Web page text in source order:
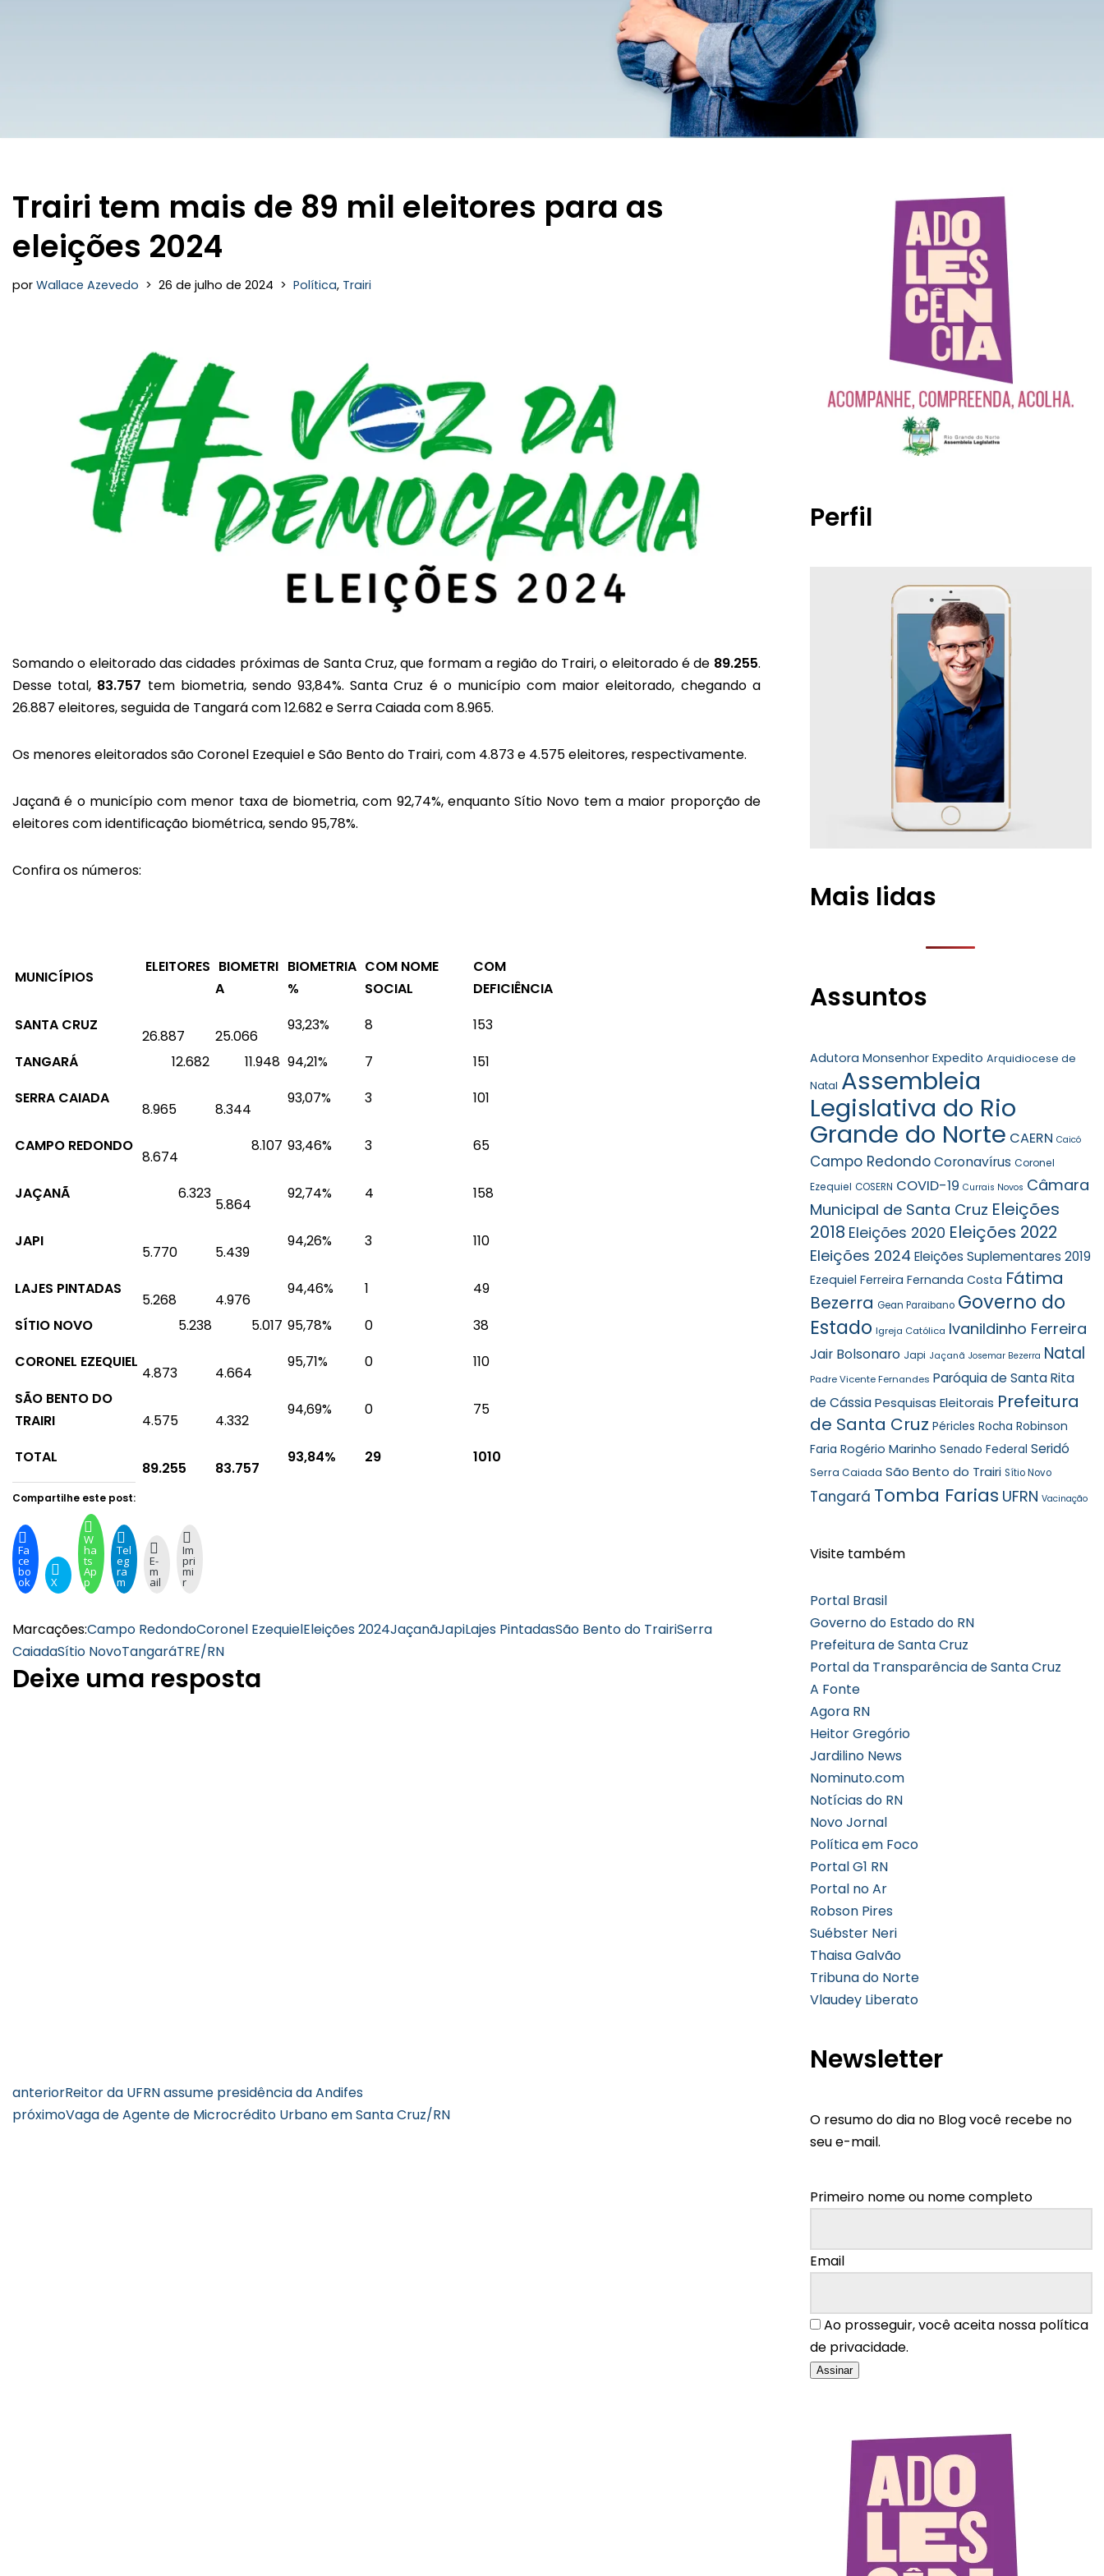
Trairi tem mais de 89 mil eleitores para as
eleições 2024
por Wallace Azevedo 26 de julho de 2024 Política, Trairi
Somando o eleitorado das cidades próximas de Santa Cruz, que formam a região do Trairi, o eleitorado é de 89.255.
Desse total, 83.757 tem biometria, sendo 93,84%. Santa Cruz é o município com maior eleitorado, chegando a
26.887 eleitores, seguida de Tangará com 12.682 e Serra Caiada com 8.965.
Os menores eleitorados são Coronel Ezequiel e São Bento do Trairi, com 4.873 e 4.575 eleitores, respectivamente.
Jaçanã é o município com menor taxa de biometria, com 92,74%, enquanto Sítio Novo tem a maior proporção de
eleitores com identificação biométrica, sendo 95,78%.
Confira os números:
MUNICÍPIOS
ELEITORES BIOMETRI
A
BIOMETRIA
%
COM NOME
SOCIAL
COM
DEFICIÊNCIA
SANTA CRUZ
26.887 25.066
93,23% 8
153
TANGARÁ
12.682 11.948 94,21% 7
151
SERRA CAIADA
8.965 8.344
93,07% 3 101
CAMPO REDONDO
8.674
8.107 93,46% 3 65
JAÇANÃ 6.323
5.864
92,74% 4 158
JAPI
5.770 5.439
94,26% 3 110
LAJES PINTADAS
5.268 4.976
94,46% 1
49
SÍTIO NOVO
5.238 5.017 95,78% 0
38
CORONEL EZEQUIEL
4.873 4.664
95,71% 0
110
SÃO BENTO DO
TRAIRI
4.575 4.332
94,69% 0 75
TOTAL
89.255 83.757
93,84% 29 1010
Compartilhe este post:
Fa
ce
bo
ok X
W
ha
ts
Ap
p
Tel
eg
ra
m
E-
m
ail
Im
pri
mi
r
Marcações:Campo RedondoCoronel EzequielEleições 2024JaçanãJapiLajes PintadasSão Bento do TrairiSerra
CaiadaSítio NovoTangaráTRE/RN
Deixe uma resposta
anteriorReitor da UFRN assume presidência da Andifes
próximoVaga de Agente de Microcrédito Urbano em Santa Cruz/RN
Perfil
Mais lidas
Assuntos
Adutora Monsenhor Expedito Arquidiocese de
Natal Assembleia
Legislativa do Rio
Grande do Norte CAERN Caicó
Campo Redondo Coronavírus Coronel
Ezequiel COSERN COVID-19 Currais Novos Câmara
Municipal de Santa Cruz Eleições
2018 Eleições 2020 Eleições 2022
Eleições 2024 Eleições Suplementares 2019
Ezequiel Ferreira Fernanda Costa Fátima
Bezerra Gean Paraibano Governo do
Estado Igreja Católica Ivanildinho Ferreira
Jair Bolsonaro Japi Jaçanã Josemar Bezerra Natal
Padre Vicente Fernandes Paróquia de Santa Rita
de Cássia Pesquisas Eleitorais Prefeitura
de Santa Cruz Péricles Rocha Robinson
Faria Rogério Marinho Senado Federal Seridó
Serra Caiada São Bento do Trairi Sítio Novo
Tangará Tomba Farias UFRN Vacinação
Visite também
Portal Brasil
Governo do Estado do RN
Prefeitura de Santa Cruz
Portal da Transparência de Santa Cruz
A Fonte
Agora RN
Heitor Gregório
Jardilino News
Nominuto.com
Notícias do RN
Novo Jornal
Política em Foco
Portal G1 RN
Portal no Ar
Robson Pires
Suébster Neri
Thaisa Galvão
Tribuna do Norte
Vlaudey Liberato
Newsletter
O resumo do dia no Blog você recebe no
seu e-mail.
Primeiro nome ou nome completo
Email
Ao prosseguir, você aceita nossa política
de privacidade.